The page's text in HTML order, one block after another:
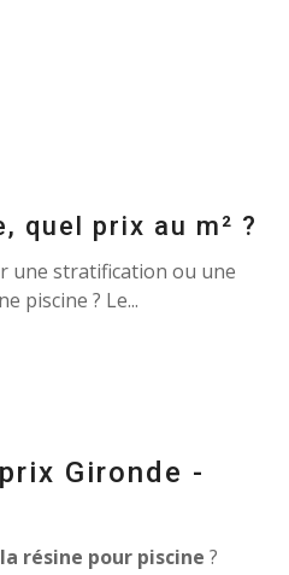
quel prix au m² ?
une stratification ou une
piscine ? Le...
Gironde -
résine pour piscine ?